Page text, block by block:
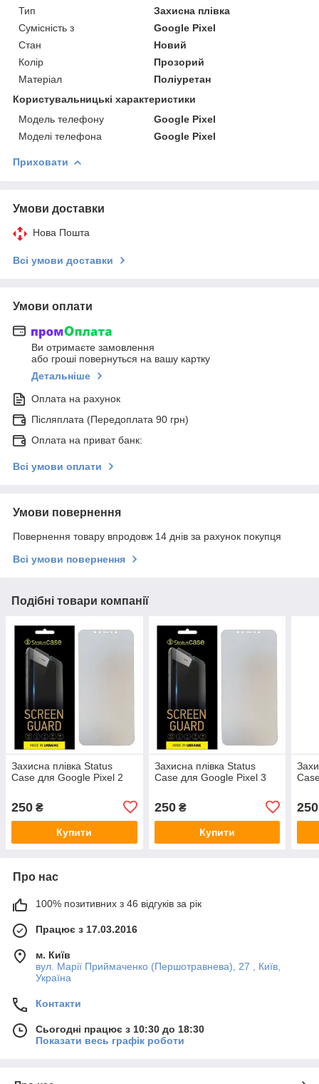
Тип
Захисна плівка
Сумісність з
Google Pixel
Стан
Новий
Колір
Прозорий
Матеріал
Поліуретан
Користувальницькі характеристики
Модель телефону
Google Pixel
Моделі телефона
Google Pixel
Приховати
Умови доставки
Нова Пошта
Всі умови доставки
Умови оплати
Ви отримаєте замовлення
або гроші повернуться на вашу картку
Детальніше
Оплата на рахунок
Післяплата (Передоплата 90 грн)
Оплата на приват банк:
Всі умови оплати
Умови повернення
Повернення товару впродовж 14 днів за рахунок покупця
Всі умови повернення
Подібні товари компанії
Захисна плівка Status
Case для Google Pixel 2
250 ₴
Купити
Захисна плівка Status
Case для Google Pixel 3
250₴
Купити
250
Про нас
100% позитивних з 46 відгуків за рік
Працює з 17.03.2016
м. Київ
вул. Марії Приймаченко (Першотравнева), 27 , Київ,
Україна
Контакти
Сьогодні працює з 10:30 до 18:30
Показати весь графік роботи